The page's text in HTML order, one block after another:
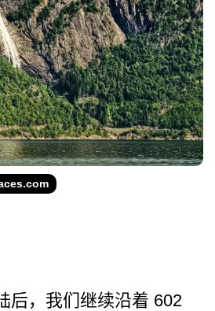
后，我们继续沿着 602